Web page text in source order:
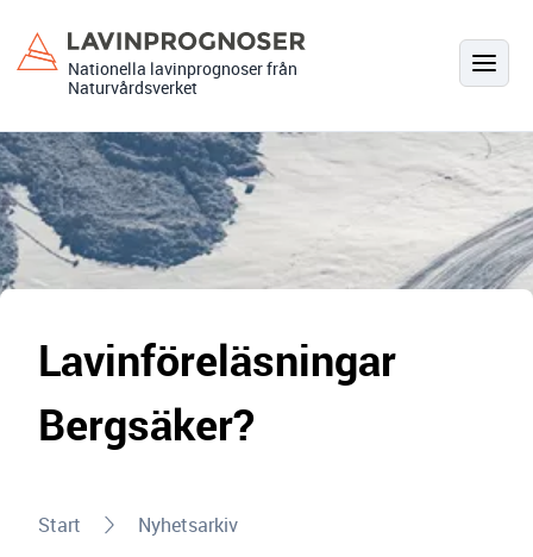
Nationella lavinprognoser från
Naturvårdsverket
Lavinföreläsningar
Bergsäker?
Start Nyhetsarkiv